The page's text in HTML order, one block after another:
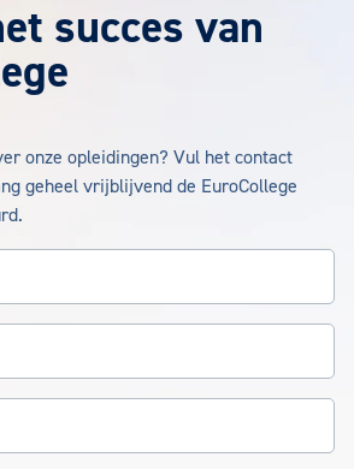
succes van
onze opleidingen? Vul het contact
geheel vrijblijvend de EuroCollege